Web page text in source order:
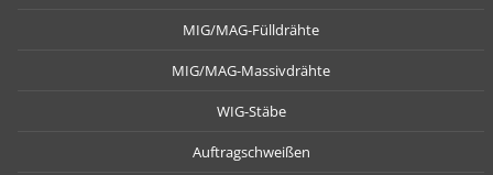
MIG/MAG-Fülldrähte
MIG/MAG-Massivdrähte
WIG-Stäbe
Auftragschweißen